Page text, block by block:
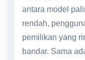
antara model
rendah,
pemilikan yang
bandar. Sama